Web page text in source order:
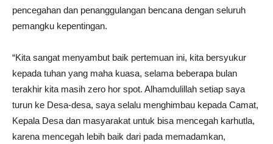
pencegahan dan penanggulangan bencana dengan seluruh
pemangku kepentingan.
“Kita sangat menyambut baik pertemuan ini, kita bersyukur
kepada tuhan yang maha kuasa, selama beberapa bulan
terakhir kita masih zero hor spot. Alhamdulillah setiap saya
turun ke Desa-desa, saya selalu menghimbau kepada Camat,
Kepala Desa dan masyarakat untuk bisa mencegah karhutla,
karena mencegah lebih baik dari pada memadamkan,